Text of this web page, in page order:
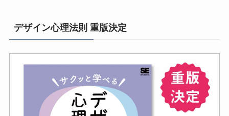
デザイン心理法則 重版決定